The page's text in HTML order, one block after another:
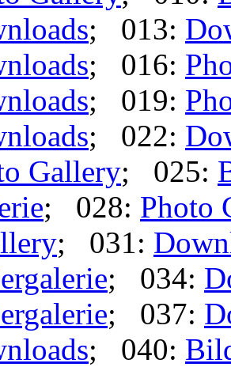
; 013:
; 016:
; 019:
; 022:
Gallery; 025:
; 028: Photo
; 031:
; 034:
; 037:
; 040: